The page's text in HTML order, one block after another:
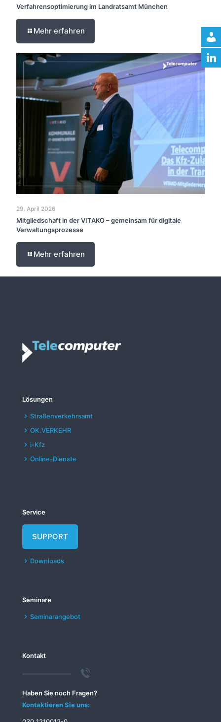
Verfahrensoptimierung im Landratsamt München
Mehr erfahren
29. April 2026
Mitgliedschaft in der VITAKO – gemeinsam für digitale
Verwaltungsprozesse
Mehr erfahren
Lösungen
Straßenverkehrsamt
OK.VERKEHR
i-Kfz
Online-Dienste
Service
SUPPORT
Downloads
Seminare
Seminarangebot
Kontakt
Haben Sie noch Fragen?
Kontaktieren Sie uns: